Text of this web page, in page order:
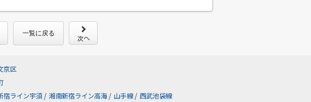
一覧に戻る
京区
宿ライン宇須 / 湘南新宿ライン高海 / 山手線 / 西武池袋線